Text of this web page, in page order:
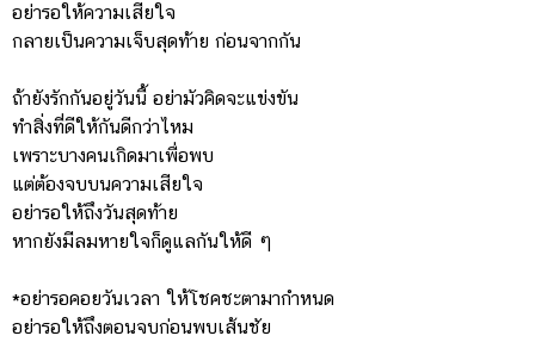
อย่ารอให้ความเสียใจ
กลายเป็นความเจ็บสุดท้าย ก่อนจากกัน
ถ้ายังรักกันอยู่วันนี้ อย่ามัวคิดจะแข่งขัน
ทำสิ่งที่ดีให้กันดีกว่าไหม
เพราะบางคนเกิดมาเพื่อพบ
แต่ต้องจบบนความเสียใจ
อย่ารอให้ถึงวันสุดท้าย
หากยังมีลมหายใจก็ดูแลกันให้ดี ๆ
*อย่ารอคอยวันเวลา ให้โชคชะตามากำหนด
อย่ารอให้ถึงตอนจบก่อนพบเส้นชัย